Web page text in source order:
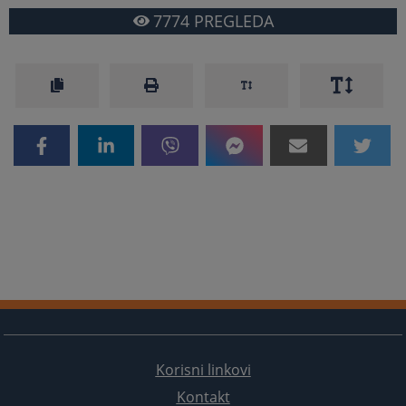
7774PREGLEDA
Korisni linkovi
Kontakt